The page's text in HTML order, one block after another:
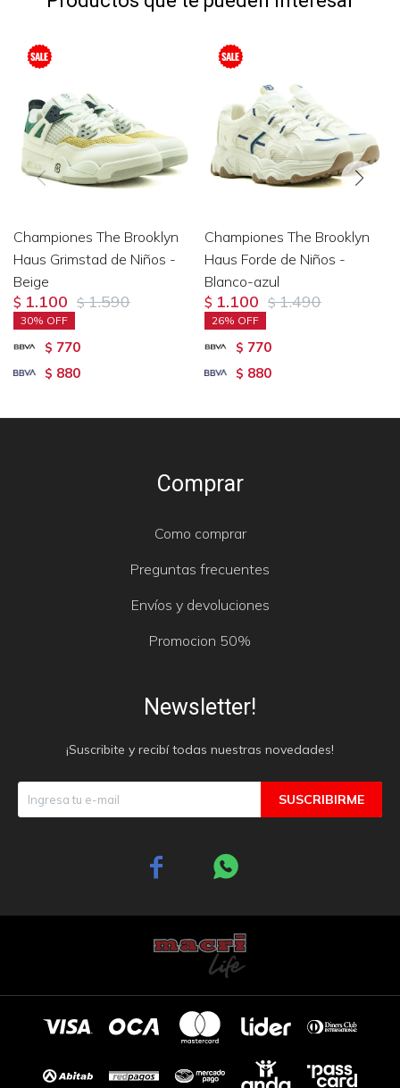
Championes The Brooklyn
Haus Grimstad de Niños -
Beige
$ 1.100 $ 1.590
30
$ 770
$ 880
Championes The Brooklyn
Haus Forde de Niños -
Blanco-azul
$ 1.100 $ 1.490
26
$ 770
$ 880
Comprar
Como comprar
Preguntas frecuentes
Envíos y devoluciones
Promocion 50%
Newsletter!
¡Suscribite y recibí todas nuestras novedades!
SUSCRIBIRME
 